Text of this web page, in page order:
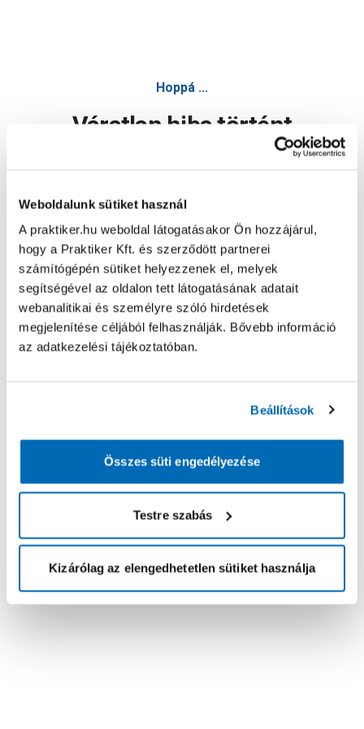
Weboldalunk sütiket használ
A praktiker.hu weboldal látogatásakor Ön hozzájárul,
hogy a Praktiker Kft. és szerződött partnerei
számítógépén sütiket helyezzenek el, melyek
segítségével az oldalon tett látogatásának adatait
webanalitikai és személyre szóló hirdetések
megjelenítése céljából felhasználják. Bővebb információ
az adatkezelési tájékoztatóban.
Beállítások
Összes süti engedélyezése
Testre szabás
Kizárólag az elengedhetetlen sütiket használja
Hoppá ...
Váratlan hiba történt
Oldal újratöltése